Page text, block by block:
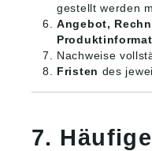
gestellt werden
Angebot,
Nachweise
Fristen des
7.